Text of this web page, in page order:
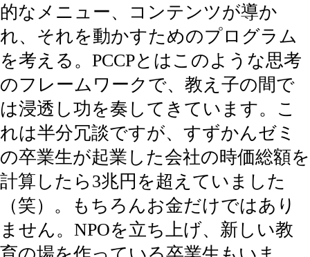
的なメニュー、コンテンツが導か
れ、それを動かすためのプログラム
を考える。PCCPとはこのような思考
のフレームワークで、教え子の間で
は浸透し功を奏してきています。こ
れは半分冗談ですが、すずかんゼミ
の卒業生が起業した会社の時価総額を
計算したら3兆円を超えていました
（笑）。もちろんお金だけではあり
ません。NPOを立ち上げ、新しい教